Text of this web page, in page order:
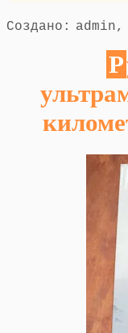
admin
Руководство